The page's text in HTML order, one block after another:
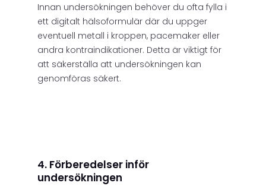
Innan undersökningen behöver du ofta fylla i
ett digitalt hälsoformulär där du uppger
eventuell metall i kroppen, pacemaker eller
andra kontraindikationer. Detta är viktigt för
att säkerställa att undersökningen kan
genomföras säkert.
4. Förberedelser inför
undersökningen